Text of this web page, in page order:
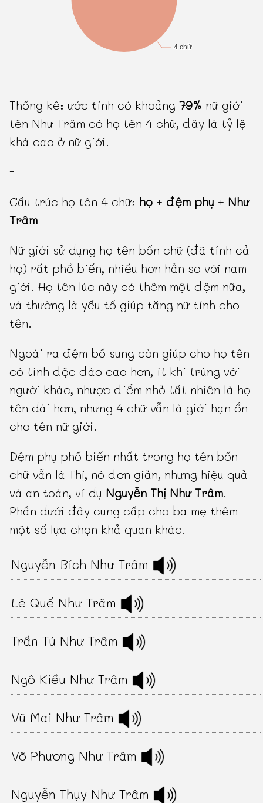
Thống kê: ước tính có khoảng79% nữ giới
tên Như Trâm có họ tên 4 chữ, đây là tỷ lệ
khá cao ở nữ giới.
-
Cấu trúc họ tên 4 chữ: họ +đệm phụ + Như
Trâm
Nữ giới sử dụng họ tên bốn chữ (đã tính cả
họ) rất phổ biến, nhiều hơn hẳn so với nam
giới. Họ tên lúc này có thêm một đệm nữa,
và thường là yếu tố giúp tăng nữ tính cho
tên.
Ngoài ra đệm bổ sung còn giúp cho họ tên
có tính độc đáo cao hơn, ít khi trùng với
người khác, nhược điểm nhỏ tất nhiên là họ
tên dài hơn, nhưng 4 chữ vẫn là giới hạn ổn
cho tên nữ giới.
Đệm phụ phổ biến nhất trong họ tên bốn
chữ vẫn là Thị, nó đơn giản, nhưng hiệu quả
và an toàn, ví dụ Nguyễn Thị Như Trâm.
Phần dưới đây cung cấp cho ba mẹ thêm
một số lựa chọn khả quan khác.
Nguyễn Bích Như Trâm
Lê Quế Như Trâm
Trần Tú Như Trâm
Ngô Kiều Như Trâm
Vũ Mai Như Trâm
Võ Phương Như Trâm
Nguyễn Thụy Như Trâm